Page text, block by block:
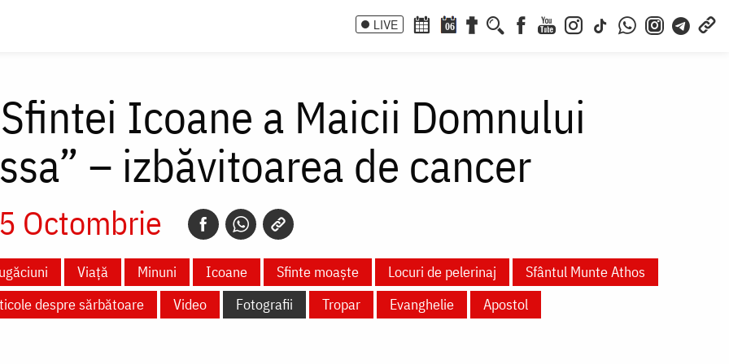
LIVE 06
Icoane a Maicii Domnului
– izbăvitoarea de cancer
Octombrie
Viață Minuni Icoane Sfinte moaște Locuri de pelerinaj
Sfântul Munte Athos
despre sărbătoare Video Fotografii Tropar Evanghelie Apostol